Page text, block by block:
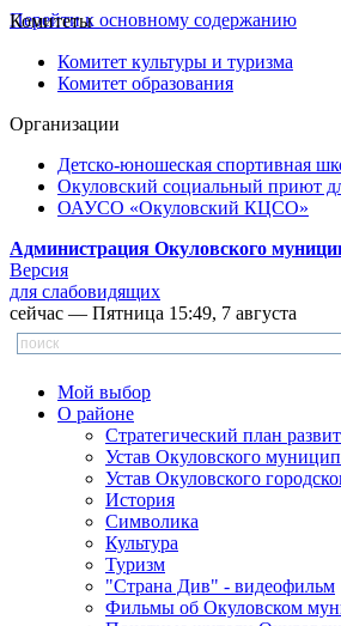
Перейти к основному содержанию
Комитеты
Комитет культуры и туризма
Комитет образования
Организации
Детско-юношеская спортивная
Окуловский социальный приют
ОАУСО «Окуловский КЦСО»
Администрация Окуловского
Версия
для слабовидящих
сейчас — Пятница 15:49, 7 августа
Мой выбор
О районе
Стратегический план
Устав Окуловского
Устав Окуловского
История
Символика
Культура
Туризм
"Страна Див" - видеофильм
Фильмы об Окуловском